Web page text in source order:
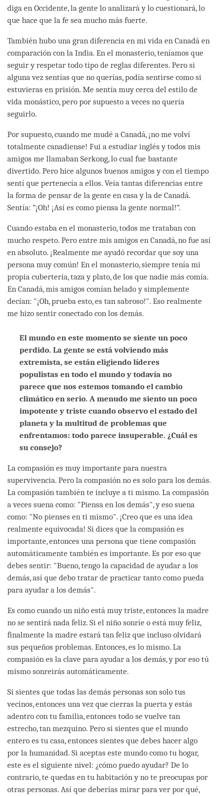
diga en Occidente, la gente lo analizará y lo cuestionará, lo
que hace que la fe sea mucho más fuerte.
También hubo una gran diferencia en mi vida en Canadá en
comparación con la India. En el monasterio, teníamos que
seguir y respetar todo tipo de reglas diferentes. Pero si
alguna vez sentías que no querías, podía sentirse como si
estuvieras en prisión. Me sentía muy cerca del estilo de
vida monástico, pero por supuesto a veces no quería
seguirlo.
Por supuesto, cuando me mudé a Canadá, ¡no me volví
totalmente canadiense! Fui a estudiar inglés y todos mis
amigos me llamaban Serkong, lo cual fue bastante
divertido. Pero hice algunos buenos amigos y con el tiempo
sentí que pertenecía a ellos. Veía tantas diferencias entre
la forma de pensar de la gente en casa y la de Canadá.
Sentía: “¡Oh! ¡Así es como piensa la gente normal!”.
Cuando estaba en el monasterio, todos me trataban con
mucho respeto. Pero entre mis amigos en Canadá, no fue así
en absoluto. ¡Realmente me ayudó recordar que soy una
persona muy común! En el monasterio, siempre tenía mi
propia cubertería, taza y plato, de los que nadie más comía.
En Canadá, mis amigos comían helado y simplemente
decían: "¡Oh, prueba esto, es tan sabroso!". Eso realmente
me hizo sentir conectado con los demás.
El mundo en este momento se siente un poco
perdido. La gente se está volviendo más
extremista, se están eligiendo líderes
populistas en todo el mundo y todavía no
parece que nos estemos tomando el cambio
climático en serio. A menudo me siento un poco
impotente y triste cuando observo el estado del
planeta y la multitud de problemas que
enfrentamos: todo parece insuperable. ¿Cuál es
su consejo?
La compasión es muy importante para nuestra
supervivencia. Pero la compasión no es solo para los demás.
La compasión también te incluye a ti mismo. La compasión
a veces suena como: "Piensa en los demás", y eso suena
como: "No pienses en ti mismo". ¡Creo que es una idea
realmente equivocada! Si dices que la compasión es
importante, entonces una persona que tiene compasión
automáticamente también es importante. Es por eso que
debes sentir: "Bueno, tengo la capacidad de ayudar a los
demás, así que debo tratar de practicar tanto como pueda
para ayudar a los demás".
Es como cuando un niño está muy triste, entonces la madre
no se sentirá nada feliz. Si el niño sonríe o está muy feliz,
finalmente la madre estará tan feliz que incluso olvidará
sus pequeños problemas. Entonces, es lo mismo. La
compasión es la clave para ayudar a los demás, y por eso tú
mismo sonreirás automáticamente.
Si sientes que todas las demás personas son solo tus
vecinos, entonces una vez que cierras la puerta y estás
adentro con tu familia, entonces todo se vuelve tan
estrecho, tan mezquino. Pero si sientes que el mundo
entero es tu casa, entonces sientes que debes hacer algo
por la humanidad. Si aceptas este mundo como tu hogar,
este es el siguiente nivel: ¿cómo puedo ayudar? De lo
contrario, te quedas en tu habitación y no te preocupas por
otras personas. Así que deberías mirar para ver por qué,